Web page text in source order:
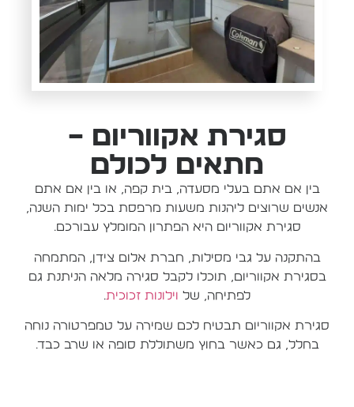
סגירת אקווריום –
מתאים לכולם
בין אם אתם בעלי מסעדה, בית קפה, או בין אם אתם
אנשים שרוצים ליהנות משעות מרפסת בכל ימות השנה,
סגירת אקווריום היא הפתרון המומלץ עבורכם.
בהתקנה על גבי מסילות, חברת אלום צידן, המתמחה
בסגירת אקווריום, תוכלו לקבל סגירה מלאה הניתנת גם
לפתיחה, של וילונות זכוכית.
סגירת אקווריום תבטיח לכם שמירה על טמפרטורה נוחה
בחלל, גם כאשר בחוץ משתוללת סופה או שרב כבד.